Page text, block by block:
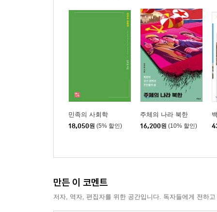
CHAPTER 06 중등 역사 민족 정체성 교육
Ⅰ. 중학교 역사 교과서와 민족 정체성 교육 81
Ⅱ. 민족에 관한 시각 83
Ⅲ. 중학교 역사 교과서의 민족 정체성 교육 87
CHAPTER 07 남북한 중고등 역사 민족 정체성 교
Ⅰ. 남북한 중고등학교 역사 교과서와 민족 정체성
Ⅲ. 남북한 고등학교 중세사~근대사의 민족 서사와
Ⅰ. 초등학교 사회 교과서의 다문화교육 130
Ⅱ. 문화적 다양성과 보편적 인권 133
민족의 사회학
18,050원 (5% 할인)
주체의 나라 북한
16,200원 (10% 할인)
만든 이 코멘트
저자, 역자, 편집자를 위한 공간입니다. 독자들에게 전하